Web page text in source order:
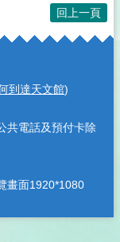
回上一頁
到達天文館)
共電話及預付卡除
畫面1920*1080